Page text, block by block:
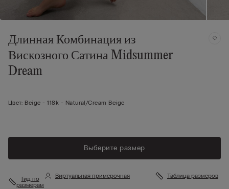
Длинная Комбинация из
Вискозного Сатина Midsummer
Dream
Цвет: Beige -118k - Natural/cream Beige
Выберите размер
Гид по
размерам
Виртуальная примерочная Таблица размеров